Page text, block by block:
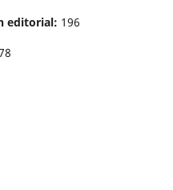
editorial: 196